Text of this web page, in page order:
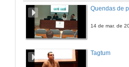
Quendas de
14 de mar. de
Tagtum